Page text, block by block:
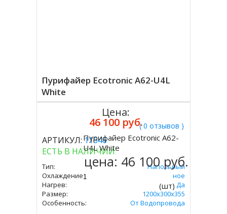
Пурифайер Ecotronic A62-U4L
White
( 0 отзывов )
АРТИКУЛ:11646
ЕСТЬ В НАЛИЧИИ
Тип:
Напольный
Охлаждение:
Компрессорное
Нагрев:
Да
Размер:
1200x300x355
Особенность:
От Водопровода
Цена:
46 100 руб.
Купить
Пурифайер Ecotronic A62-
U4L White
цена: 46 100 руб.
(шт)